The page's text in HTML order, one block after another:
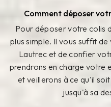
Comment déposer
Pour déposer votre colis
plus simple. Il vous suffit
Lautrec et de confier
prendrons en charge votre
et veillerons à ce qu'il
jusqu'à sa